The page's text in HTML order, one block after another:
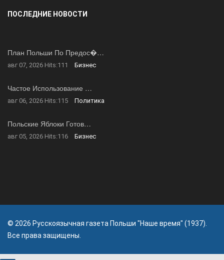
ПОСЛЕДНИЕ НОВОСТИ
План Польши По Предос�…
авг 07, 2026 Hits:111 Бизнес
Частое Использование …
авг 06, 2026 Hits:115 Политика
Польские Яблоки Готов…
авг 05, 2026 Hits:116 Бизнес
© 2026 Русскоязычная газета Польши "Наше время" (1937).
Все права защищены.